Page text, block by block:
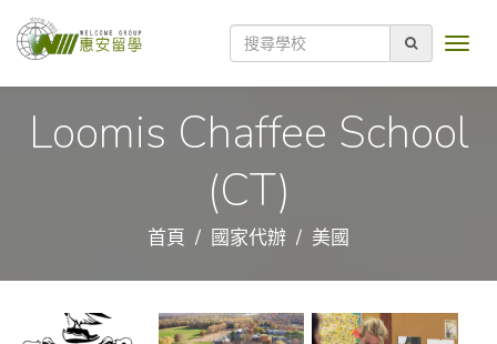
Loomis Chaffee School
(CT)
首頁 國家代辦 美國